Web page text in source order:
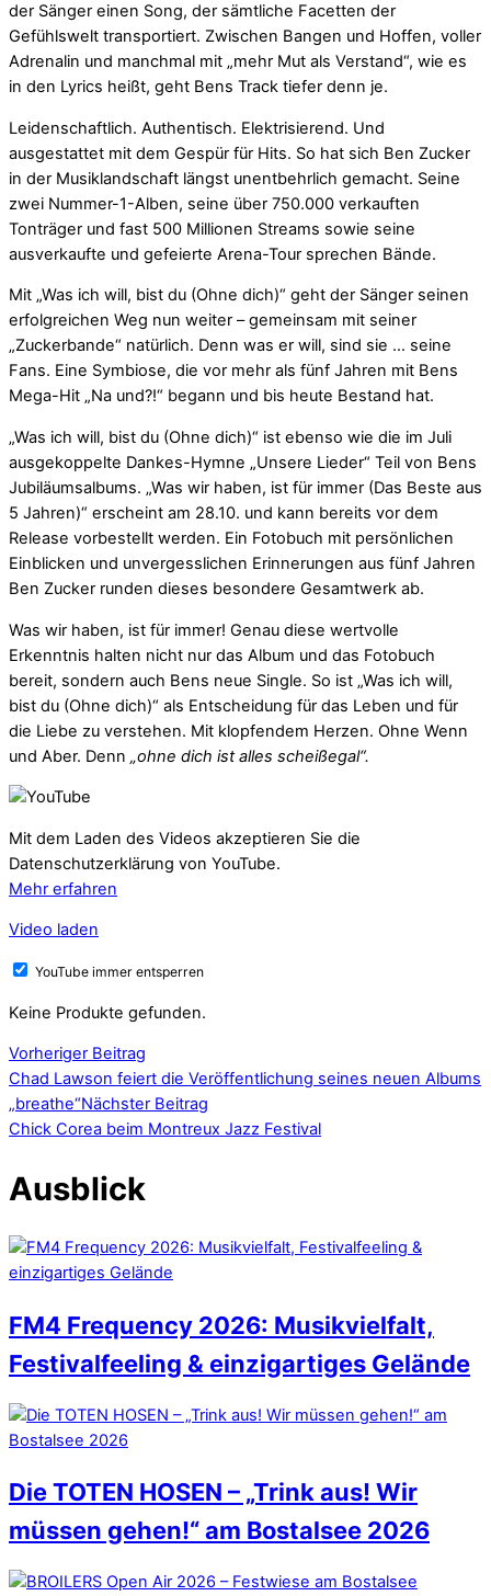
der Sänger einen Song, der sämtliche Facetten der
Gefühlswelt transportiert. Zwischen Bangen und Hoffen, voller
Adrenalin und manchmal mit „mehr Mut als Verstand“, wie es
in den Lyrics heißt, geht Bens Track tiefer denn je.
Leidenschaftlich. Authentisch. Elektrisierend. Und
ausgestattet mit dem Gespür für Hits. So hat sich Ben Zucker
in der Musiklandschaft längst unentbehrlich gemacht. Seine
zwei Nummer-1-Alben, seine über 750.000 verkauften
Tonträger und fast 500 Millionen Streams sowie seine
ausverkaufte und gefeierte Arena-Tour sprechen Bände.
Mit „Was ich will, bist du (Ohne dich)“ geht der Sänger seinen
erfolgreichen Weg nun weiter – gemeinsam mit seiner
„Zuckerbande“ natürlich. Denn was er will, sind sie … seine
Fans. Eine Symbiose, die vor mehr als fünf Jahren mit Bens
Mega-Hit „Na und?!“ begann und bis heute Bestand hat.
„Was ich will, bist du (Ohne dich)“ ist ebenso wie die im Juli
ausgekoppelte Dankes-Hymne „Unsere Lieder“ Teil von Bens
Jubiläumsalbums. „Was wir haben, ist für immer (Das Beste aus
5 Jahren)“ erscheint am 28.10. und kann bereits vor dem
Release vorbestellt werden. Ein Fotobuch mit persönlichen
Einblicken und unvergesslichen Erinnerungen aus fünf Jahren
Ben Zucker runden dieses besondere Gesamtwerk ab.
Was wir haben, ist für immer! Genau diese wertvolle
Erkenntnis halten nicht nur das Album und das Fotobuch
bereit, sondern auch Bens neue Single. So ist „Was ich will,
bist du (Ohne dich)“ als Entscheidung für das Leben und für
die Liebe zu verstehen. Mit klopfendem Herzen. Ohne Wenn
und Aber. Denn „ohne dich ist alles scheißegal“.
Mit dem Laden des Videos akzeptieren Sie die
Datenschutzerklärung von YouTube.
Mehr erfahren
Video laden
YouTube immer entsperren
Keine Produkte gefunden.
Vorheriger Beitrag
Chad Lawson feiert die Veröffentlichung seines neuen Albums
„breathe“Nächster Beitrag
Chick Corea beim Montreux Jazz Festival
Ausblick
FM4 Frequency 2026: Musikvielfalt,
Festivalfeeling & einzigartiges Gelände
Die TOTEN HOSEN – „Trink aus! Wir
müssen gehen!“ am Bostalsee 2026